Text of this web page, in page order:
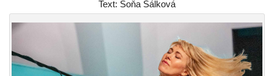
Text: Soňa Šálková